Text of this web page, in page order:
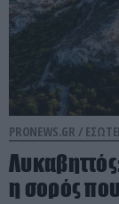
PRONEWS.GR /
η σορός